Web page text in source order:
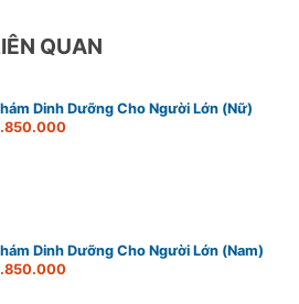
QUAN
Dinh Dưỡng Cho Người Lớn (Nữ)
Dinh Dưỡng Cho Người Lớn (Nam)